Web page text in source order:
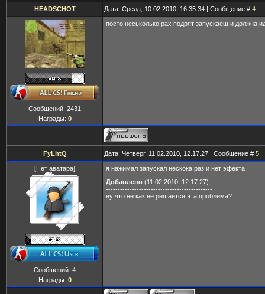
HEADSCHOT Дата: Среда, 10.02.2010, 16.35.34 | Сообщение # 4
Сообщений: 2431
Награды: 0
посто неськолько рах подрят запускаеш и должна
FyLhtQ Дата: Четверг, 11.02.2010, 12.17.27 | Сообщение # 5
[Нет аватара]
Сообщений: 4
Награды: 0
я нажимал запускал нескока раз и нет эфекта
Добавлено (11.02.2010, 12.17.27)
---------------------------------------------
ну что не как не решается эта проблема?